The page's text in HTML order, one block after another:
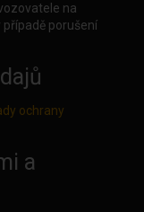
na
případě porušení
ochrany
a